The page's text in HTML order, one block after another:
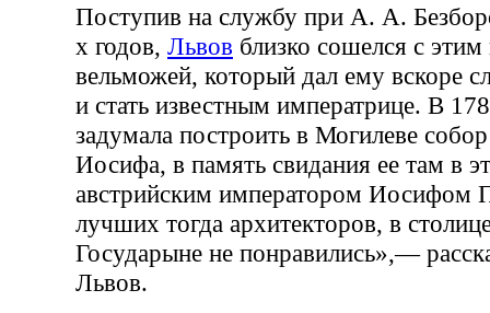
Поступив на службу при А. А.
х годов, Львов близко сошелся с
вельможей, который дал ему вскоре
и стать известным императрице. В
задумала построить в Могилеве
Иосифа, в память свидания ее там в
австрийским императором Иосифом
лучших тогда архитекторов, в
Государыне не понравились»,—
Львов.